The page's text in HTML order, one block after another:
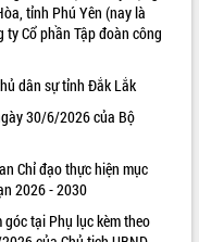
tỉnh Phú Yên (nay là
Cổ phần Tập đoàn công
dân sự tỉnh Đắk Lắk
30/6/2026 của Bộ
Chỉ đạo thực hiện mục
2026 - 2030
tại Phụ lục kèm theo